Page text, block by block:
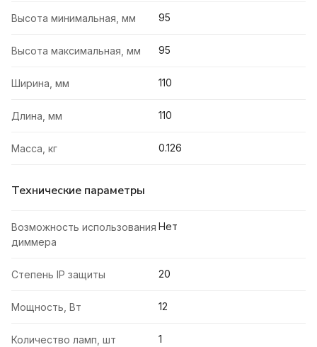
Высота минимальная, мм 95
Высота максимальная, мм 95
Ширина, мм 110
Длина, мм 110
Масса, кг 0.126
Технические параметры
Возможность использования
диммера
Нет
Степень IP защиты 20
Мощность, Вт 12
Количество ламп, шт 1